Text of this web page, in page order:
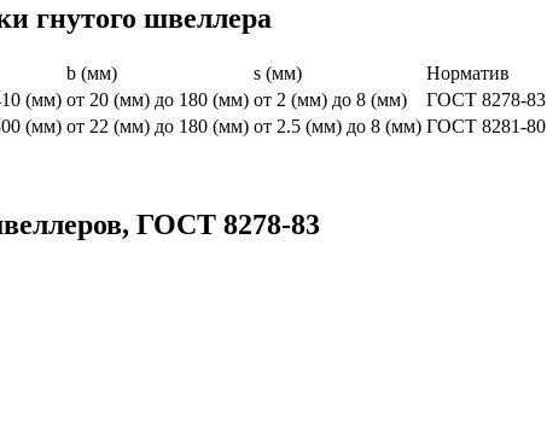
гнутого швеллера
b (мм) s (мм)
Норматив
(мм) от 20 (мм) до 180 (мм) от 2 (мм) до 8 (мм)
ГОСТ 8278-83
(мм) от 22 (мм) до 180 (мм) от 2.5 (мм) до 8 (мм) ГОСТ 8281-80
ГОСТ 8278-83